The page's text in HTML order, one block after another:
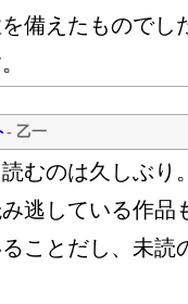
備えたものでし
- 乙一
むのは久しぶり
逃している作品
ことだし、未読